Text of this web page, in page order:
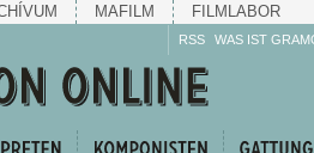
MAFILM FILMLABOR
RSS WAS IST